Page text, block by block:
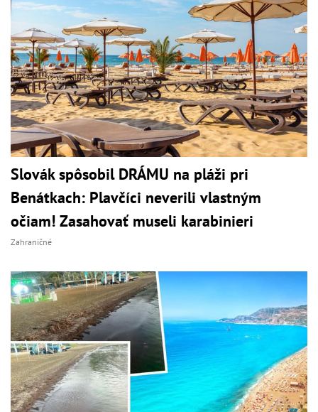
Slovák spôsobil DRÁMU na pláži pri
Benátkach: Plavčíci neverili vlastným
očiam! Zasahovať museli karabinieri
Zahraničné